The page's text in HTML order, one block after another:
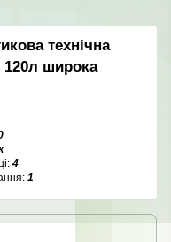
технічна
120л широка
4
1